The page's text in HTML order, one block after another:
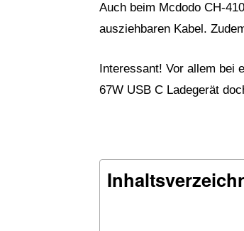
Auch beim Mcdodo CH-
ausziehbaren Kabel.
Interessant! Vor allem bei
67W USB C Ladegerät